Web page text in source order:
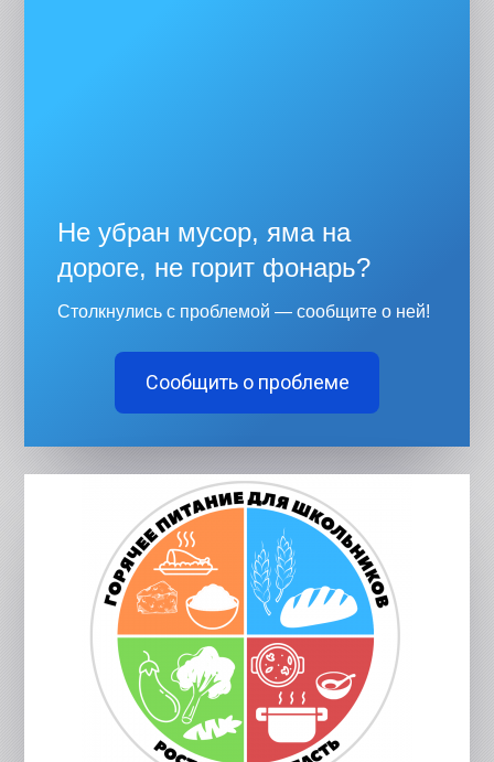
Не убран мусор, яма на
дороге, не горит фонарь?
Столкнулись с проблемой — сообщите о ней!
Сообщить о проблеме